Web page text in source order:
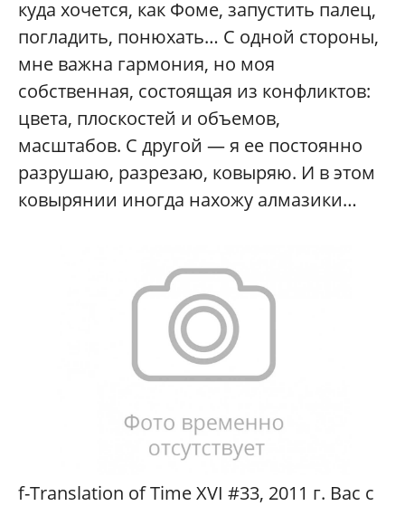
куда хочется, как Фоме, запустить палец,
погладить, понюхать… С одной стороны,
мне важна гармония, но моя
собственная, состоящая из конфликтов:
цвета, плоскостей и объемов,
масштабов. С другой — я ее постоянно
разрушаю, разрезаю, ковыряю. И в этом
ковырянии иногда нахожу алмазики…
f-Translation of Time XVI #33, 2011 г. Вас с